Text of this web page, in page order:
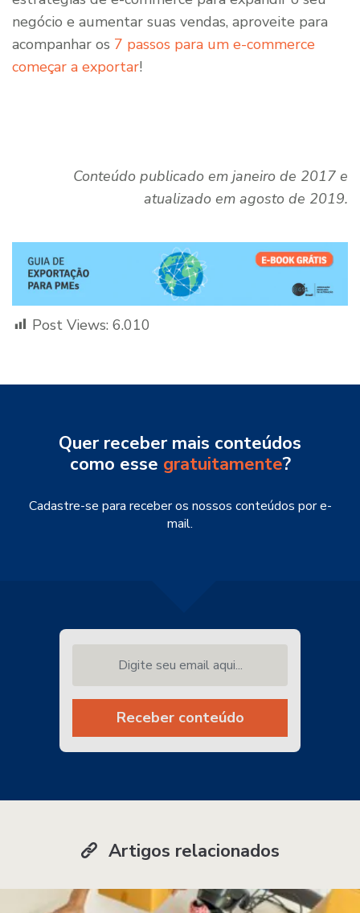
negócio e aumentar suas vendas, aproveite para
acompanhar os 7 passos para um e-commerce
começar a exportar!
Conteúdo publicado em janeiro de 2017 e
atualizado em agosto de 2019.
Post Views: 6.010
Quer receber mais conteúdos
como esse gratuitamente?
Cadastre-se para receber os nossos conteúdos por e-
mail.
Receber conteúdo
Artigos relacionados